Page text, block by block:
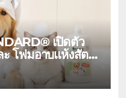
เปิดตัว
โฟมอาบแห้งสัตว์
พลังธรรมชาติ
เลียขนได้
กค้าง